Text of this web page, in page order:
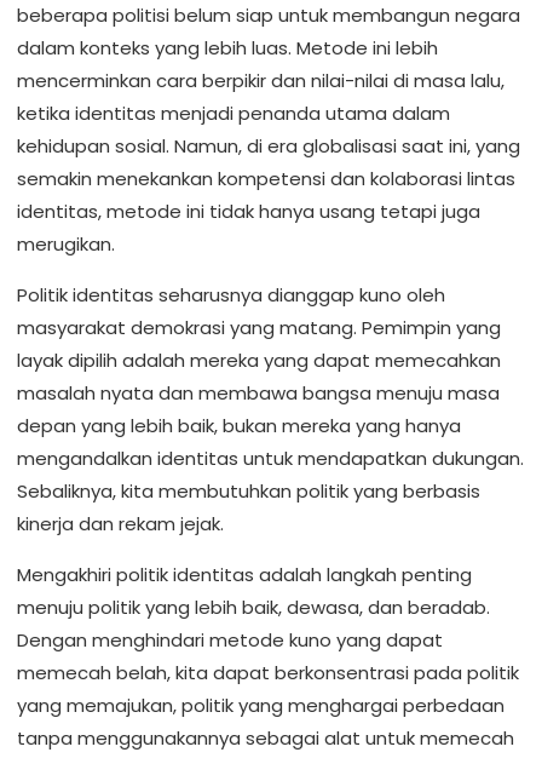
beberapa politisi belum siap untuk membangun negara
dalam konteks yang lebih luas. Metode ini lebih
mencerminkan cara berpikir dan nilai-nilai di masa lalu,
ketika identitas menjadi penanda utama dalam
kehidupan sosial. Namun, di era globalisasi saat ini, yang
semakin menekankan kompetensi dan kolaborasi lintas
identitas, metode ini tidak hanya usang tetapi juga
merugikan.
Politik identitas seharusnya dianggap kuno oleh
masyarakat demokrasi yang matang. Pemimpin yang
layak dipilih adalah mereka yang dapat memecahkan
masalah nyata dan membawa bangsa menuju masa
depan yang lebih baik, bukan mereka yang hanya
mengandalkan identitas untuk mendapatkan dukungan.
Sebaliknya, kita membutuhkan politik yang berbasis
kinerja dan rekam jejak.
Mengakhiri politik identitas adalah langkah penting
menuju politik yang lebih baik, dewasa, dan beradab.
Dengan menghindari metode kuno yang dapat
memecah belah, kita dapat berkonsentrasi pada politik
yang memajukan, politik yang menghargai perbedaan
tanpa menggunakannya sebagai alat untuk memecah